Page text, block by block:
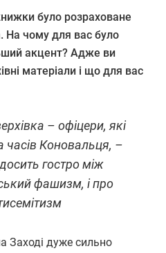
було розраховане
На чому для вас було
акцент? Адже ви
матеріали і що для вас
– офіцери, які
Коновальця, –
гостро між
фашизм, і про
Заході дуже сильно